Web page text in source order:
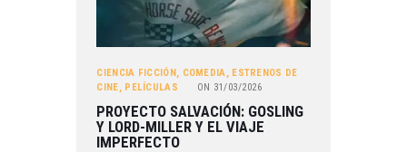
CIENCIA FICCIÓN , COMEDIA, ESTRENOS DE
CINE, PELÍCULAS ON 31/03/2026
PROYECTO SALVACIÓN: GOSLING
Y LORD-MILLER Y EL VIAJE
IMPERFECTO